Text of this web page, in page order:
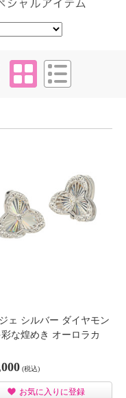
タイル
ェ シルバー ダイヤモン
彩な煌めき オーロラカ
(税込)
お気に入りに登録